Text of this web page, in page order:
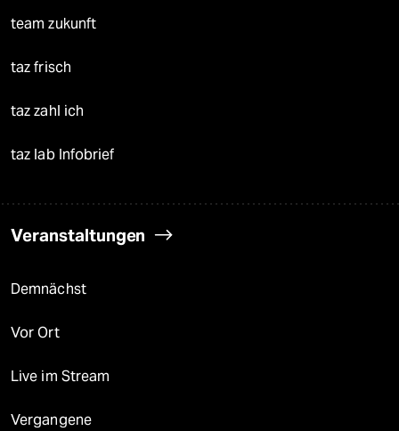
team zukunft
taz frisch
taz zahl ich
taz lab Infobrief
Veranstaltungen
Demnächst
Vor Ort
Live im Stream
Vergangene